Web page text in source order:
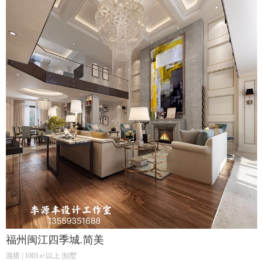
福州闽江四季城.简美
混搭 | 1001㎡以上 |别墅